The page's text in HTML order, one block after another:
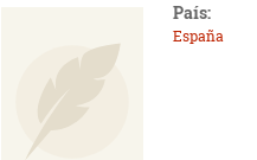
País:
España